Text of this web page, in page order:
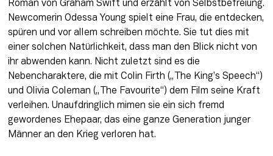
Roman von Graham Swift und erzählt von Selbstbefreiung.
Newcomerin Odessa Young spielt eine Frau, die entdecken,
spüren und vor allem schreiben möchte. Sie tut dies mit
einer solchen Natürlichkeit, dass man den Blick nicht von
ihr abwenden kann. Nicht zuletzt sind es die
Nebencharaktere, die mit Colin Firth („The King’s Speech“)
und Olivia Coleman („The Favourite“) dem Film seine Kraft
verleihen. Unaufdringlich mimen sie ein sich fremd
gewordenes Ehepaar, das eine ganze Generation junger
Männer an den Krieg verloren hat.